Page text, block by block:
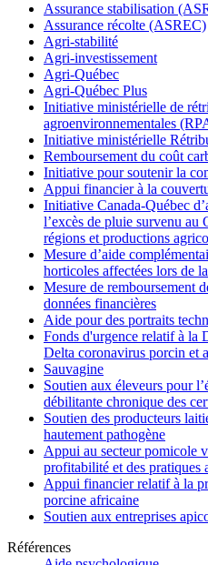
Assurance stabilisation
Assurance récolte (ASREC)
Agri-stabilité
Agri-investissement
Agri-Québec
Agri-Québec Plus
Initiative ministérielle de
agroenvironnementales
Initiative ministérielle
Remboursement du coût
Initiative pour soutenir la
Appui financier à la
Initiative Canada-Québec
l’excès de pluie survenu au
régions et productions
Mesure d’aide
horticoles affectées lors de
Mesure de remboursement
données financières
Aide pour des portraits
Fonds d'urgence relatif à la
Delta coronavirus porcin et
Sauvagine
Soutien aux éleveurs pour
débilitante chronique des
Soutien des producteurs
hautement pathogène
Appui au secteur pomicole
profitabilité et des pratiques
Appui financier relatif à la
porcine africaine
Soutien aux entreprises
Références